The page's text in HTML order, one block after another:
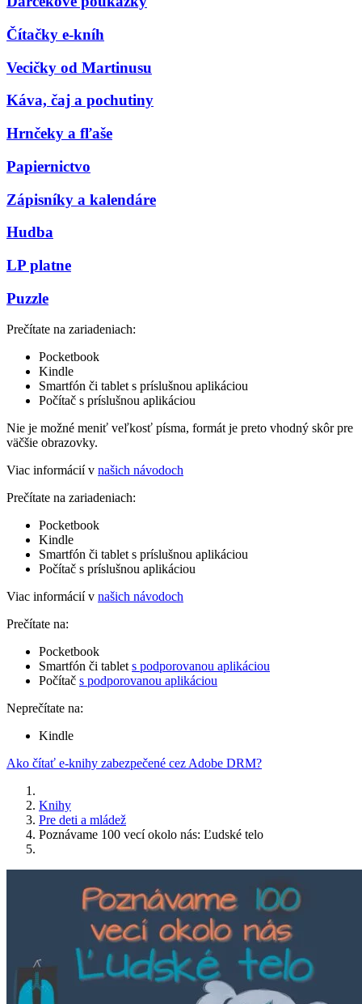
Čítačky e-kníh
Vecičky od Martinusu
Káva, čaj a pochutiny
Hrnčeky a fľaše
Papiernictvo
Zápisníky a kalendáre
Hudba
LP platne
Puzzle
Prečítate na zariadeniach:
Pocketbook
Kindle
Smartfón či tablet s príslušnou aplikáciou
Počítač s príslušnou aplikáciou
Nie je možné meniť veľkosť písma, formát je preto vhodný skôr pre
väčšie obrazovky.
Viac informácií v našich návodoch
Prečítate na zariadeniach:
Pocketbook
Kindle
Smartfón či tablet s príslušnou aplikáciou
Počítač s príslušnou aplikáciou
Viac informácií v našich návodoch
Prečítate na:
Pocketbook
Smartfón či tablet s podporovanou aplikáciou
Počítač s podporovanou aplikáciou
Neprečítate na:
Kindle
Ako čítať e-knihy zabezpečené cez Adobe DRM?
Knihy
Pre deti a mládež
Poznávame 100 vecí okolo nás: Ľudské telo